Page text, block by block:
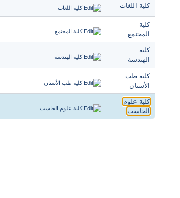
كلية اللغات
كلية
المجتمع
كلية
الهندسة
كلية طب
الأسنان
كلية علوم
الحاسب